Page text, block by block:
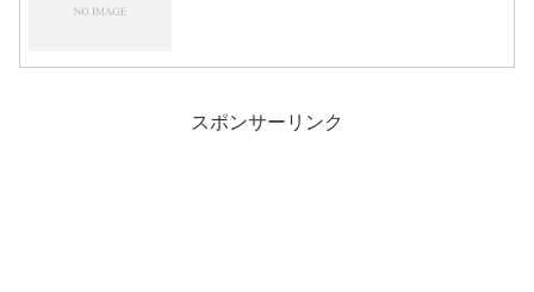
スポンサーリンク